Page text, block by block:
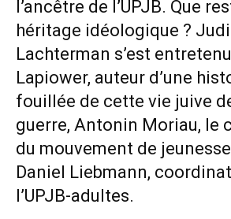
l’ancêtre de l’UPJB. Que
héritage idéologique ?
Lachterman s’est
Lapiower, auteur d’une
fouillée de cette vie juive
guerre, Antonin Moriau, le
du mouvement de jeunesse
Daniel Liebmann,
l’UPJB-adultes.